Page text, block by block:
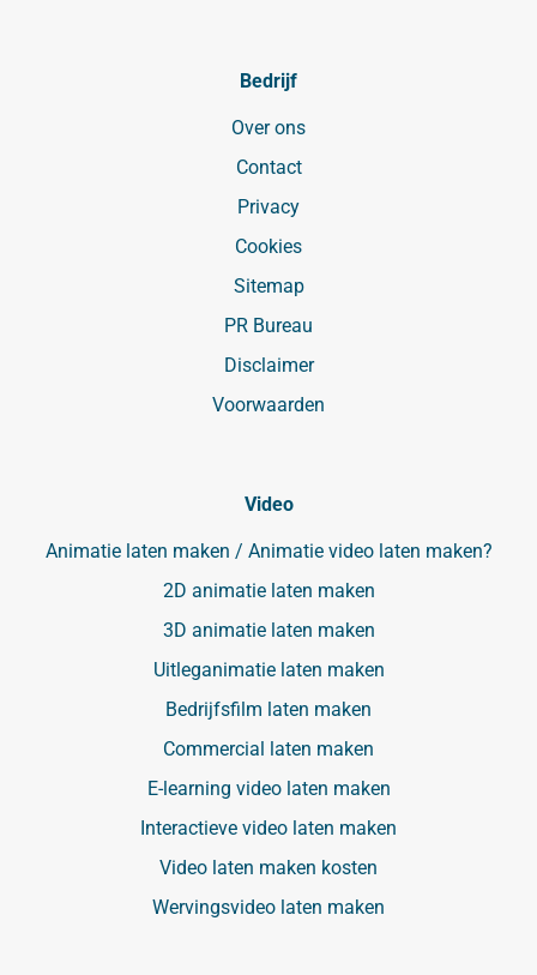
Bedrijf
Over ons
Contact
Privacy
Cookies
Sitemap
PR Bureau
Disclaimer
Voorwaarden
Video
Animatie laten maken / Animatie video laten maken?
2D animatie laten maken
3D animatie laten maken
Uitleganimatie laten maken
Bedrijfsfilm laten maken
Commercial laten maken
E-learning video laten maken
Interactieve video laten maken
Video laten maken kosten
Wervingsvideo laten maken